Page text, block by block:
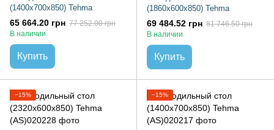
(1400х700х850) Tehma
65 664.20 грн 77 252.00 грн
В наличии
Купить
(1860х600х850) Tehma
69 484.52 грн 81 746.50 грн
В наличии
Купить
−15% −15%